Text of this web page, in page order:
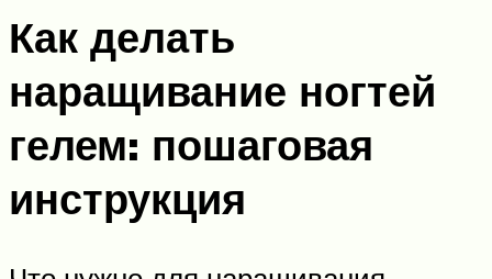
Как делать
наращивание ногтей
гелем: пошаговая
инструкция